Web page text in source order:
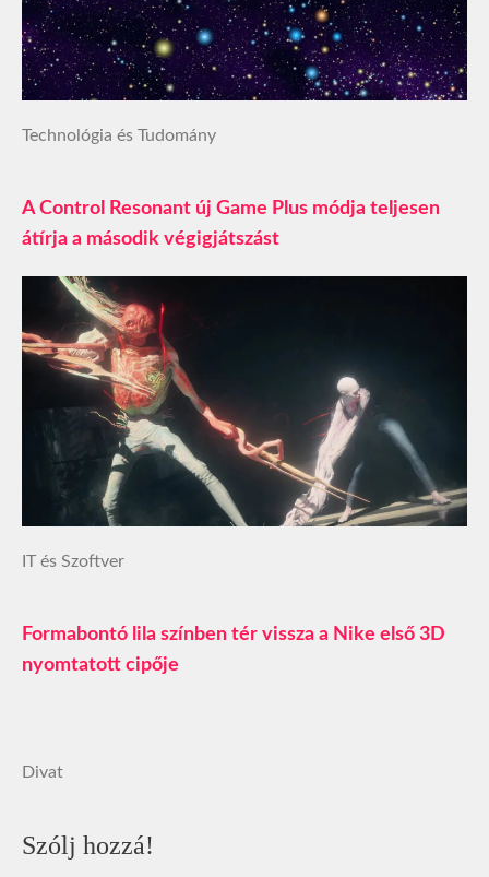
Technológia és Tudomány
A Control Resonant új Game Plus módja teljesen
átírja a második végigjátszást
IT és Szoftver
Formabontó lila színben tér vissza a Nike első 3D
nyomtatott cipője
Divat
Szólj hozzá!